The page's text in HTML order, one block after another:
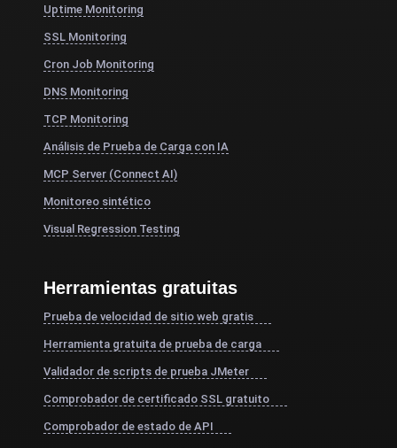
Uptime Monitoring
SSL Monitoring
Cron Job Monitoring
DNS Monitoring
TCP Monitoring
Análisis de Prueba de Carga con IA
MCP Server (Connect AI)
Monitoreo sintético
Visual Regression Testing
Herramientas gratuitas
Prueba de velocidad de sitio web gratis
Herramienta gratuita de prueba de carga
Validador de scripts de prueba JMeter
Comprobador de certificado SSL gratuito
Comprobador de estado de API